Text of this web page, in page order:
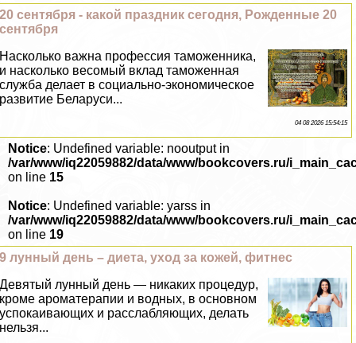
20 сентября - какой праздник сегодня, Рожденные 20
сентября
Насколько важна профессия таможенника,
и насколько весомый вклад таможенная
служба делает в социально-экономическое
развитие Беларуси...
04 08 2026 15:54:15
Notice: Undefined variable: nooutput in
/var/www/iq22059882/data/www/bookcovers.ru/
on line 15
Notice: Undefined variable: yarss in
/var/www/iq22059882/data/www/bookcovers.ru/
on line 19
9 лунный день – диета, уход за кожей, фитнес
Девятый лунный день — никаких процедур,
кроме ароматерапии и водных, в основном
успокаивающих и расслабляющих, делать
нельзя...